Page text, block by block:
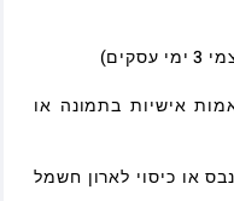
אישיות בתמונה או
או כיסוי לארון חשמל